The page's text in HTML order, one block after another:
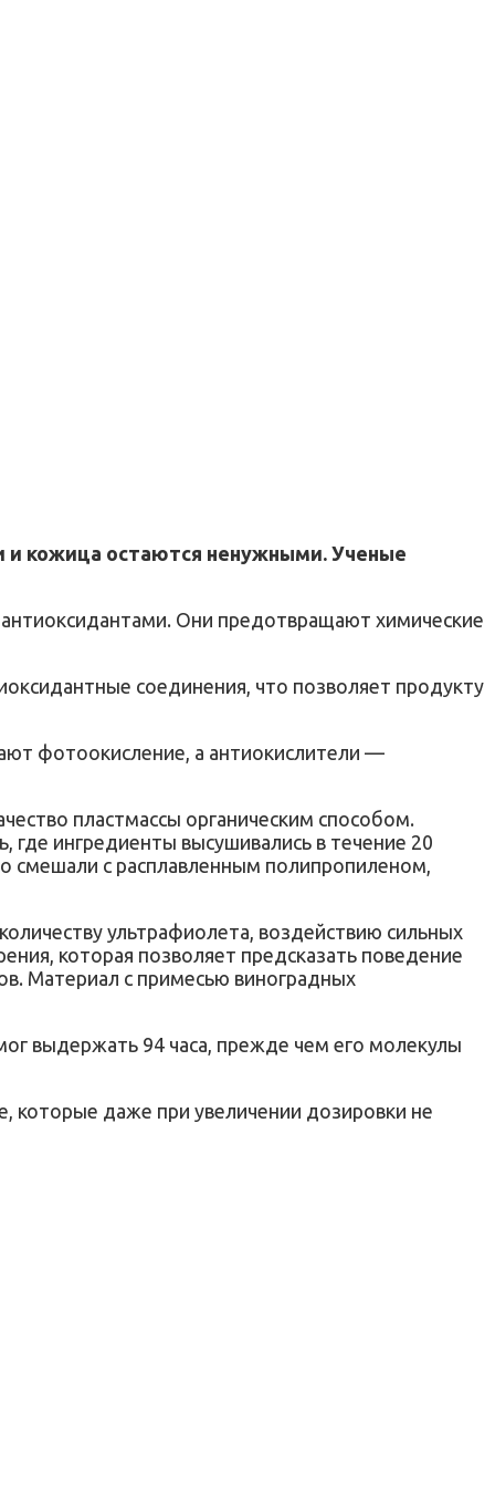
и кожица остаются ненужными. Ученые
Они предотвращают химические
соединения, что позволяет продукту
фотоокисление, а антиокислители —
пластмассы органическим способом.
ингредиенты высушивались в течение 20
смешали с расплавленным полипропиленом,
ультрафиолета, воздействию сильных
которая позволяет предсказать поведение
Материал с примесью виноградных
выдержать 94 часа, прежде чем его молекулы
которые даже при увеличении дозировки не